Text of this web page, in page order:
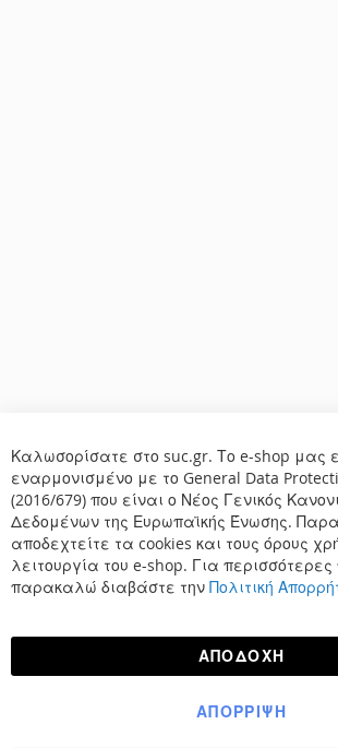
Καλωσορίσατε στο suc.gr. Το e-shop μας
εναρμονισμένο με το General Data
(2016/679) που είναι ο Νέος Γενικός
Δεδομένων της Ευρωπαϊκής Ένωσης.
αποδεχτείτε τα cookies και τους όρους
λειτουργία του e-shop. Για
παρακαλώ διαβάστε την Πολιτική
ΑΠΟΔΟΧΉ
ΑΠΌΡΡΙΨΗ